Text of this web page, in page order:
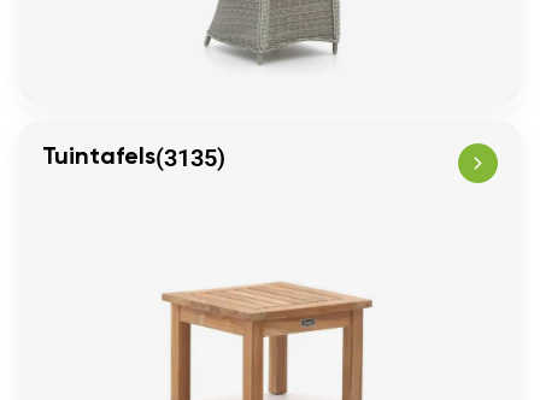
Tuintafels(3135)